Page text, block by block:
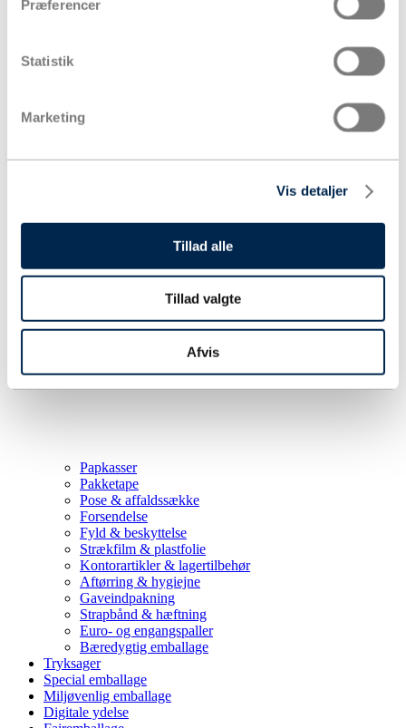
Præferencer
Statistik
Marketing
Vis detaljer
Tillad alle
Tillad valgte
Afvis
Papkasser
Pakketape
Pose & affaldssække
Forsendelse
Fyld & beskyttelse
Strækfilm & plastfolie
Kontorartikler & lagertilbehør
Aftørring & hygiejne
Gaveindpakning
Strapbånd & hæftning
Euro- og engangspaller
Bæredygtig emballage
Tryksager
Special emballage
Miljøvenlig emballage
Digitale ydelse